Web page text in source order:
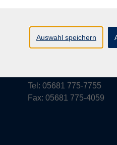
Parkstraße 6
34576 Homberg (Efze)
Tel: 05681 775-7755
Fax: 05681 775-4059
Auswahl speichern